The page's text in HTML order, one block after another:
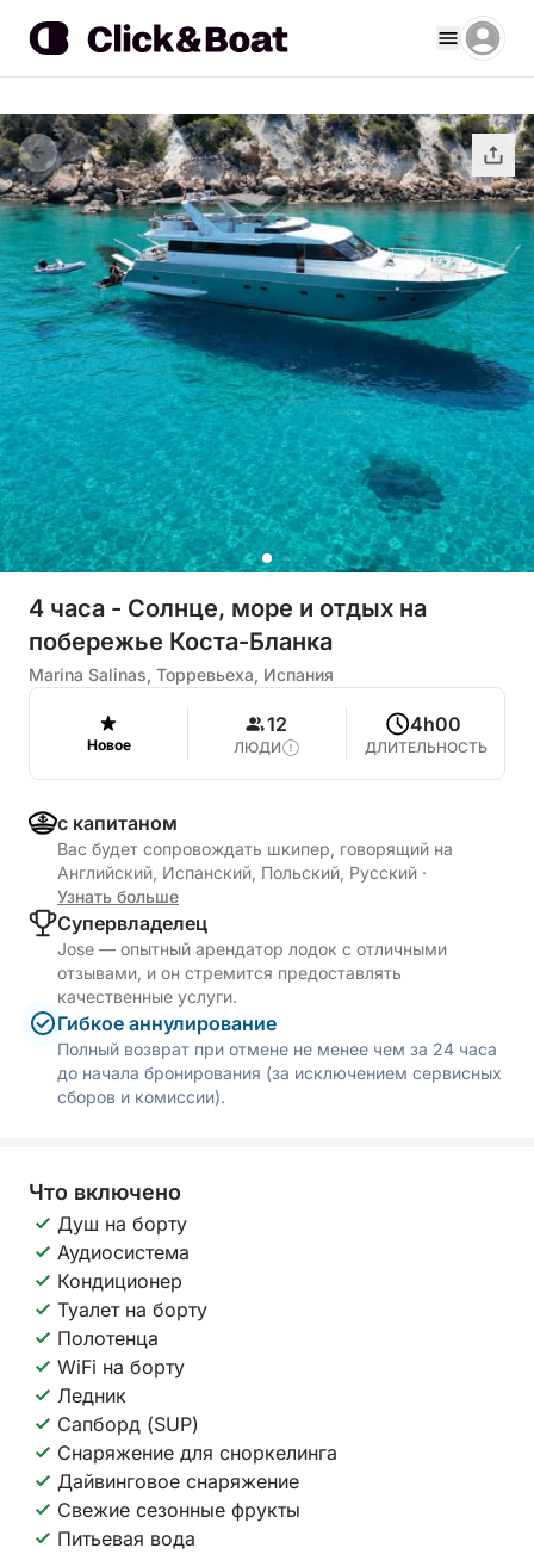
4 часа - Солнце, море и отдых на
побережье Коста-Бланка
Marina Salinas, Торревьеха, Испания
Новое
12
ЛЮДИ
4h00
ДЛИТЕЛЬНОСТЬ
с капитаном
Вас будет сопровождать шкипер, говорящий на
Английский, Испанский, Польский, Русский ·
Узнать больше
Cупервладелец
Jose — опытный арендатор лодок с отличными
отзывами, и он стремится предоставлять
качественные услуги.
Гибкое аннулирование
Полный возврат при отмене не менее чем за 24 часа
до начала бронирования (за исключением сервисных
сборов и комиссии).
Что включено
Душ на борту
Аудиосистема
Кондиционер
Туалет на борту
Полотенца
WiFi на борту
Ледник
Сапборд (SUP)
Снаряжение для сноркелинга
Дайвинговое снаряжение
Свежие сезонные фрукты
Питьевая вода